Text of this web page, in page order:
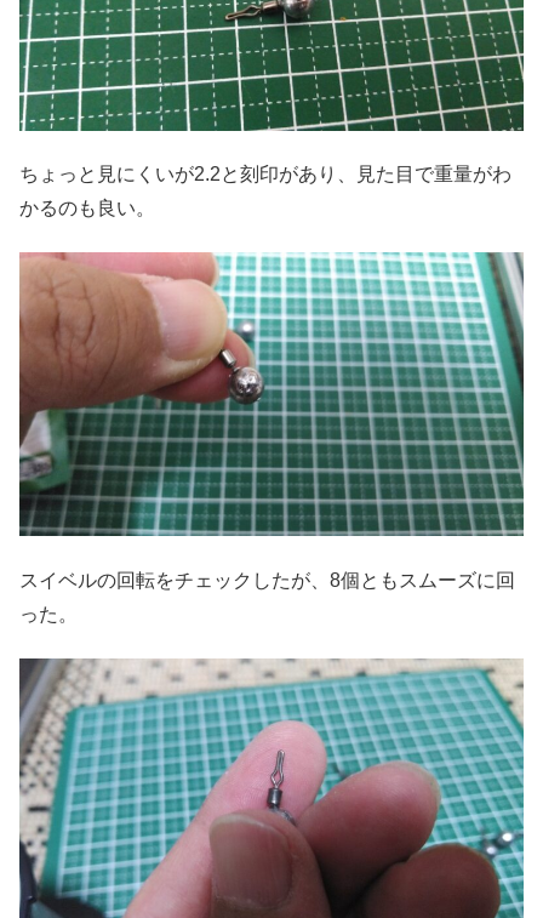
ちょっと見にくいが2.2と刻印があり、見た目で重量がわ
かるのも良い。
スイベルの回転をチェックしたが、8個ともスムーズに回
った。